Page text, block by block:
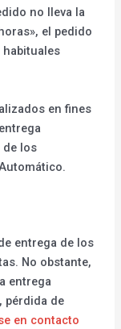
no lleva la
el pedido
habituales
en fines
de los
entrega de los
No obstante,
entrega
pérdida de
en contacto